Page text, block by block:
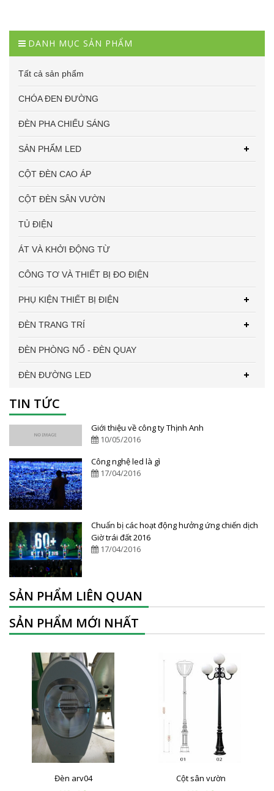
DANH MỤC SẢN PHẨM
Tất cả sản phẩm
CHÓA ĐEN ĐƯỜNG
ĐÈN PHA CHIẾU SÁNG
SẢN PHẨM LED
CỘT ĐÈN CAO ÁP
CỘT ĐÈN SÂN VƯỜN
TỦ ĐIỆN
ÁT VÀ KHỞI ĐỘNG TỪ
CÔNG TƠ VÀ THIẾT BỊ ĐO ĐIỆN
PHỤ KIỆN THIẾT BỊ ĐIỆN
ĐÈN TRANG TRÍ
ĐÈN PHÒNG NỔ - ĐÈN QUAY
ĐÈN ĐƯỜNG LED
TIN TỨC
Giới thiệu về công ty Thịnh Anh
10/05/2016
Công nghệ led là gì
17/04/2016
Chuẩn bị các hoạt động hưởng ứng chiến dịch
Giờ trái đất 2016
17/04/2016
SẢN PHẨM LIÊN QUAN
SẢN PHẨM MỚI NHẤT
Đèn arv04 Cột sân vườn